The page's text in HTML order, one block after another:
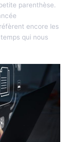
parenthèse.
encore les
qui nous